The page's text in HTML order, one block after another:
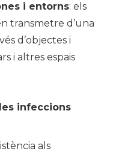
i entorns: els
transmetre d’una
d’objectes i
i altres espais
infeccions
als